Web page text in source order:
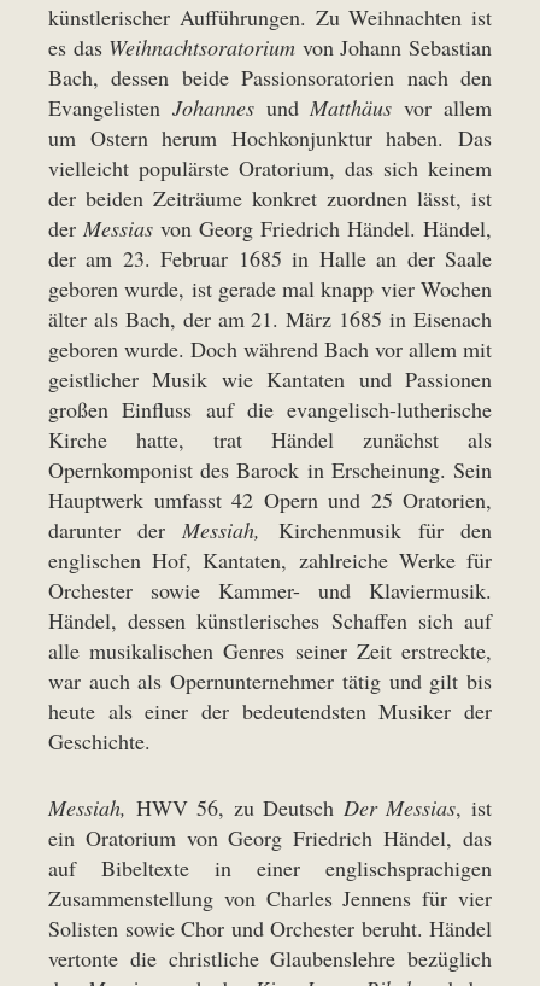
künstlerischer Aufführungen. Zu Weihnachten ist
es das Weihnachtsoratorium von Johann Sebastian
Bach, dessen beide Passionsoratorien nach den
Evangelisten Johannesund Matthäusvor allem
um Ostern herum Hochkonjunktur haben. Das
vielleicht populärste Oratorium, das sich keinem
der beiden Zeiträume konkret zuordnen lässt, ist
der Messias von Georg Friedrich Händel. Händel,
der am 23. Februar 1685 in Halle an der Saale
geboren wurde, ist gerade mal knapp vier Wochen
älter als Bach, der am 21. März 1685 in Eisenach
geboren wurde. Doch während Bach vor allem mit
geistlicher Musik wie Kantaten und Passionen
großen Einfluss auf die evangelisch-lutherische
Kirche hatte, trat Händel zunächst als
Opernkomponist des Barock in Erscheinung. Sein
Hauptwerk umfasst 42 Opern und 25 Oratorien,
darunter der Messiah,
Kirchenmusik für den
englischen Hof, Kantaten, zahlreiche Werke für
Orchester sowie Kammer- und Klaviermusik.
Händel, dessen künstlerisches Schaffen sich auf
alle musikalischen Genres seiner Zeit erstreckte,
war auch als Opernunternehmer tätig und gilt bis
heute als einer der bedeutendsten Musiker der
Geschichte.
Messiah, HWV 56, zu Deutsch Der Messias, ist
ein Oratorium von Georg Friedrich Händel, das
auf Bibeltexte in einer englischsprachigen
Zusammenstellung von Charles Jennens für vier
Solisten sowie Chor und Orchester beruht. Händel
vertonte die christliche Glaubenslehre bezüglich